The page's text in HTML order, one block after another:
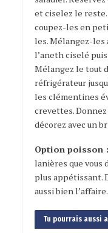
et ciselez le
coupez-les en
les. Mélangez-les
l’aneth ciselé
Mélangez le tout
réfrigérateur
les clémentines
crevettes.
décorez avec un
Option poisson :
lanières que vous
plus appétissant.
aussi bien l’affaire.
Tu pourrais aussi